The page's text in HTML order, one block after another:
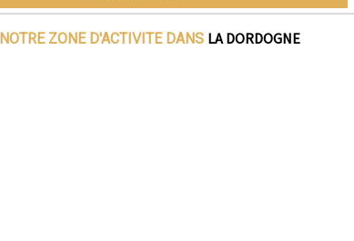
NOTRE ZONE D'ACTIVITE DANS LA DORDOGNE